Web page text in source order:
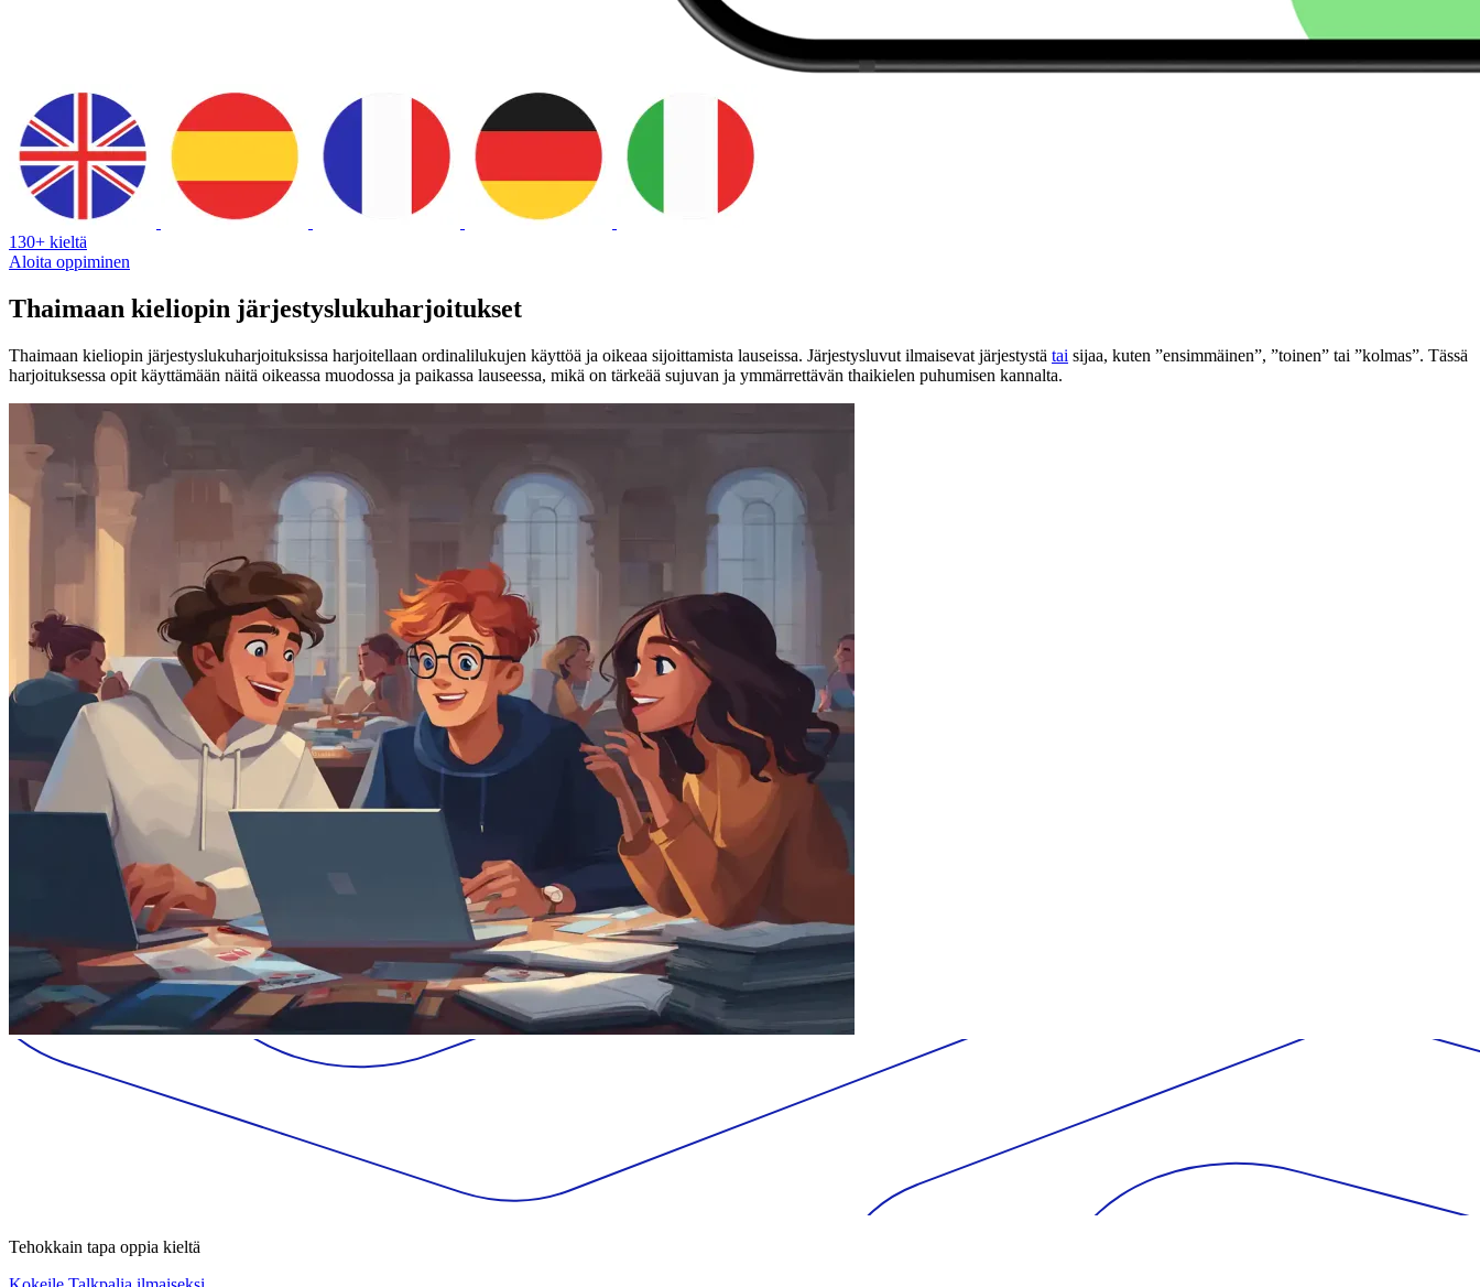
130+ kieltä
Aloita oppiminen
Thaimaan kieliopin järjestyslukuharjoitukset
Thaimaan kieliopin järjestyslukuharjoituksissa harjoitellaan ordinalilukujen käyttöä ja oikeaa sijoittamista lauseissa. Järjestysluvut ilmaisevat järjestystä tai sijaa, kuten ”ensimmäinen”, ”toinen” tai ”kolmas”. Tässä
harjoituksessa opit käyttämään näitä oikeassa muodossa ja paikassa lauseessa, mikä on tärkeää sujuvan ja ymmärrettävän thaikielen puhumisen kannalta.
Tehokkain tapa oppia kieltä